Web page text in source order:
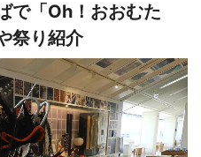
で「Oh！おおむた
祭り紹介